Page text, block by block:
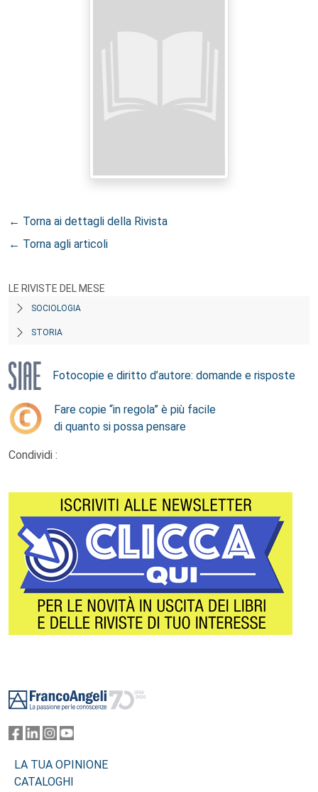
← Torna ai dettagli della Rivista
← Torna agli articoli
LE RIVISTE DEL MESE
SOCIOLOGIA
STORIA
Fotocopie e diritto d’autore: domande e risposte
Fare copie “in regola” è più facile
di quanto si possa pensare
Condividi :
LA TUA OPINIONE
CATALOGHI